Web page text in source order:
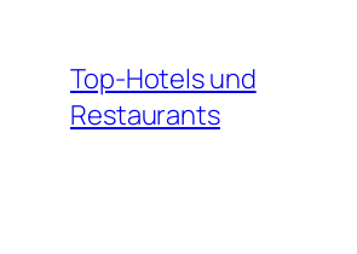
Inhalt
springen
Top-Hotels und
Restaurants